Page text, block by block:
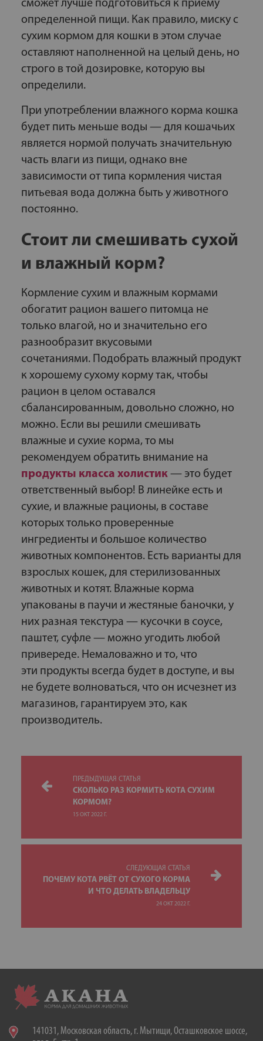
сможет лучше подготовиться к приёму
определенной пищи. Как правило, миску с
сухим кормом для кошки в этом случае
оставляют наполненной на целый день, но
строго в той дозировке, которую вы
определили.
При употреблении влажного корма кошка
будет пить меньше воды — для кошачьих
является нормой получать значительную
часть влаги из пищи, однако вне
зависимости от типа кормления чистая
питьевая вода должна быть у животного
постоянно.
Стоит ли смешивать сухой
и влажный корм?
Кормление сухим и влажным кормами
обогатит рацион вашего питомца не
только влагой, но и значительно его
разнообразит вкусовыми
сочетаниями. Подобрать влажный продукт
к хорошему сухому корму так, чтобы
рацион в целом оставался
сбалансированным, довольно сложно, но
можно. Если вы решили смешивать
влажные и сухие корма, то мы
рекомендуем обратить внимание на
продукты класса холистик— это будет
ответственный выбор! В линейке есть и
сухие, и влажные рационы, в составе
которых только проверенные
ингредиенты и большое количество
животных компонентов. Есть варианты для
взрослых кошек, для стерилизованных
животных и котят. Влажные корма
упакованы в паучи и жестяные баночки, у
них разная текстура — кусочки в соусе,
паштет, суфле — можно угодить любой
привереде. Немаловажно и то, что
эти продукты всегда будет в доступе, и вы
не будете волноваться, что он исчезнет из
магазинов, гарантируем это, как
производитель.
ПРЕДЫДУЩАЯ СТАТЬЯ
СКОЛЬКО РАЗ КОРМИТЬ КОТА СУХИМ
КОРМОМ?
15 ОКТ 2022 Г.
СЛЕДУЮЩАЯ СТАТЬЯ
ПОЧЕМУ КОТА РВЁТ ОТ СУХОГО КОРМА
И ЧТО ДЕЛАТЬ ВЛАДЕЛЬЦУ
24 ОКТ 2022 Г.
141031, Московская область, г. Мытищи, Осташковское шоссе,